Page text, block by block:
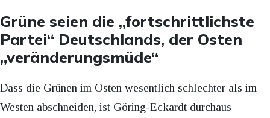
Grüne seien die „fortschrittlichste
Partei“ Deutschlands, der Osten
„veränderungsmüde“
Dass die Grünen im Osten wesentlich schlechter als im
Westen abschneiden, ist Göring-Eckardt durchaus